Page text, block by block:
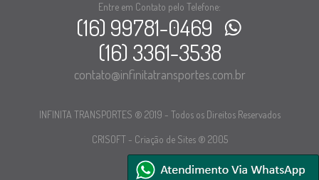
Entre em Contato pelo Telefone:
(16) 99781-0469
(16) 3361-3538
contato@infinitatransportes.com.br
INFINITA TRANSPORTES ® 2019 - Todos os Direitos Reservados
CRISOFT - Criação de Sites ® 2005